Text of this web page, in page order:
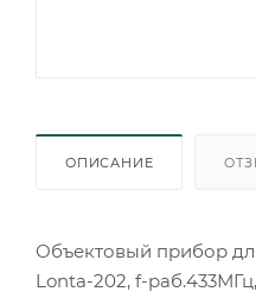
ОПИСАНИЕ
Объектовый прибор
Lonta-202, f-